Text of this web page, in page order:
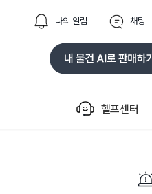
나의 알림 채팅
헬프센터